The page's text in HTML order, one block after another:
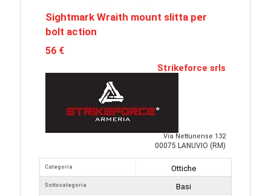
Sightmark Wraith mount slitta per
bolt action
56 €
Strikeforce srls
Via Nettunense 132
00075 LANUVIO (RM)
Categoria
Sottocategoria
Ottiche
Basi